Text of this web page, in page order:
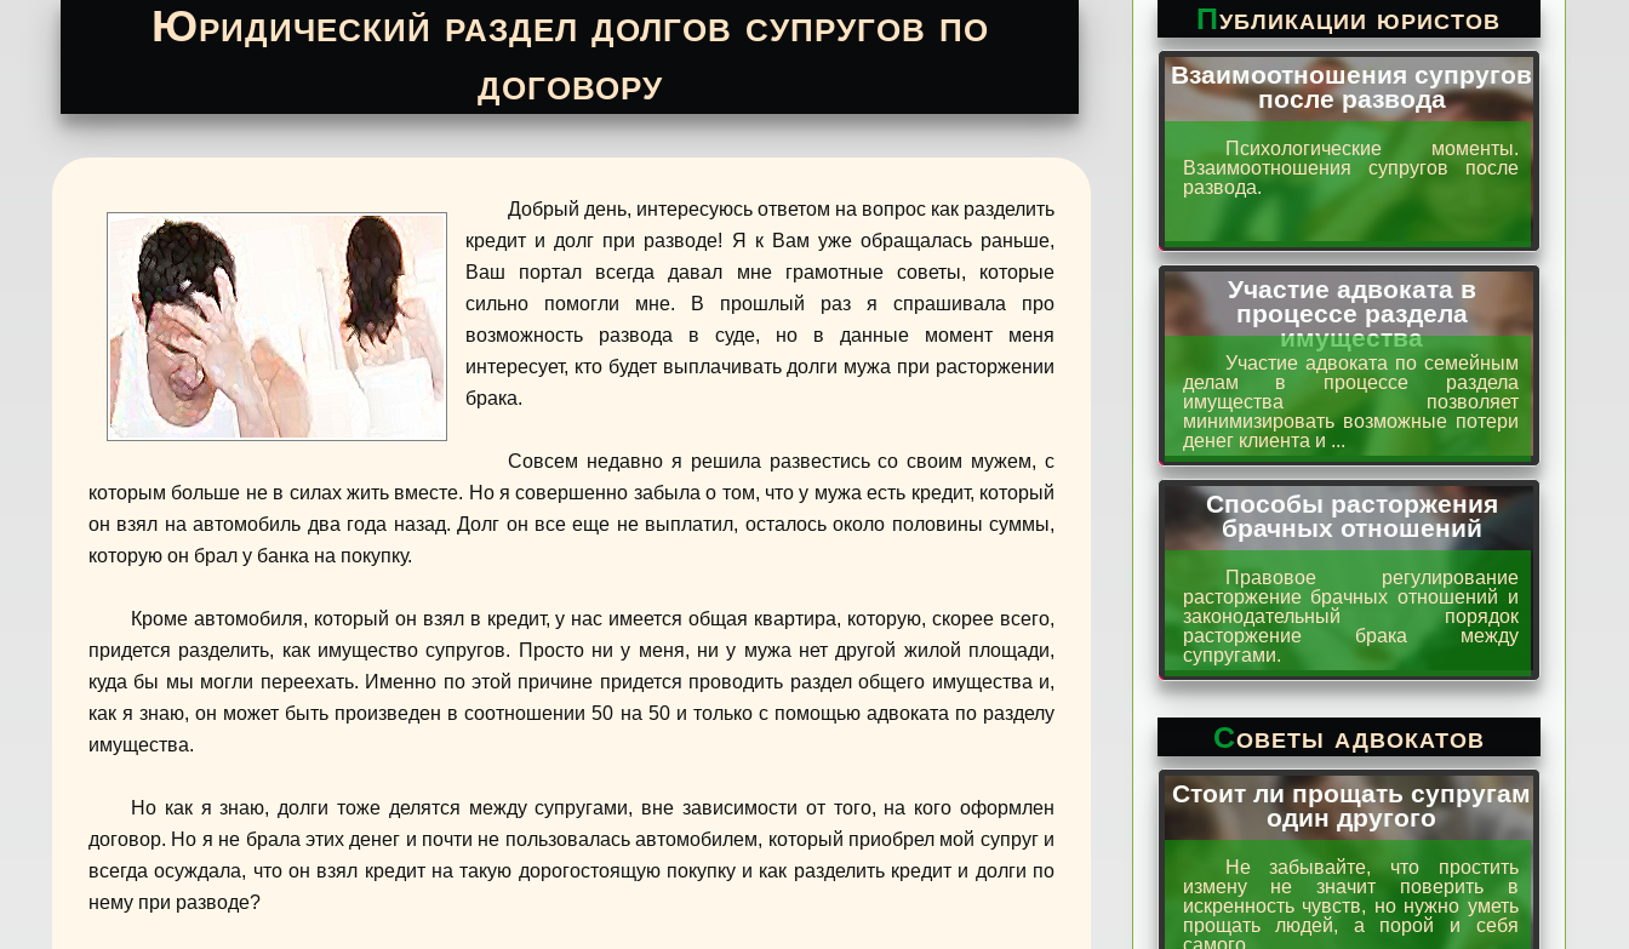
Юридический раздел долгов супругов по
договору
Добрый день, интересуюсь ответом на вопрос как разделить
кредит и долг при разводе! Я к Вам уже обращалась раньше,
Ваш портал всегда давал мне грамотные советы, которые
сильно помогли мне. В прошлый раз я спрашивала про
возможность развода в суде, но в данные момент меня
интересует, кто будет выплачивать долги мужа при расторжении
брака.
Совсем недавно я решила развестись со своим мужем, с
которым больше не в силах жить вместе. Но я совершенно забыла о том, что у мужа есть кредит, который
он взял на автомобиль два года назад. Долг он все еще не выплатил, осталось около половины суммы,
которую он брал у банка на покупку.
Кроме автомобиля, который он взял в кредит, у нас имеется общая квартира, которую, скорее всего,
придется разделить, как имущество супругов. Просто ни у меня, ни у мужа нет другой жилой площади,
куда бы мы могли переехать. Именно по этой причине придется проводить раздел общего имущества и,
как я знаю, он может быть произведен в соотношении 50 на 50 и только с помощью адвоката по разделу
имущества.
Но как я знаю, долги тоже делятся между супругами, вне зависимости от того, на кого оформлен
договор. Но я не брала этих денег и почти не пользовалась автомобилем, который приобрел мой супруг и
всегда осуждала, что он взял кредит на такую дорогостоящую покупку и как разделить кредит и долги по
нему при разводе?
Публикации юристов
Взаимоотношения супругов
после развода
Психологические моменты.
Взаимоотношения супругов после
развода.
Участие адвоката в
процессе раздела
имущества
Участие адвоката по семейным
делам в процессе раздела
имущества позволяет
минимизировать возможные потери
денег клиента и ...
Способы расторжения
брачных отношений
Правовое регулирование
расторжение брачных отношений и
законодательный порядок
расторжение брака между
супругами.
Советы адвокатов
Стоит ли прощать супругам
один другого
Не забывайте, что простить
измену не значит поверить в
искренность чувств, но нужно уметь
прощать людей, а порой и себя
самого.